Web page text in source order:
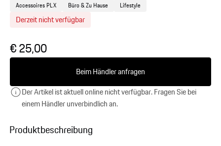
Produktbeschreibung
Accessoires PLX Büro & Zu Hause Lifestyle
Derzeit nicht verfügbar
€ 25,00
Beim Händler anfragen
Der Artikel ist aktuell online nicht verfügbar. Fragen Sie bei
einem Händler unverbindlich an.